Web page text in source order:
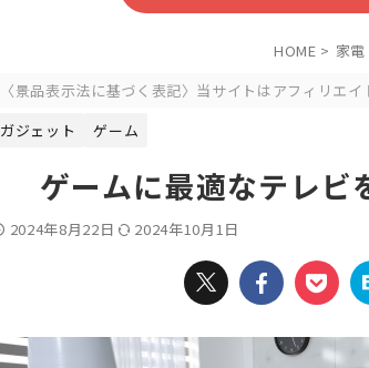
HOME > 家電
〈景品表示法に基づく表記〉当サイトはアフィリエ
ガジェット
ゲーム
ゲームに最適なテレビ
2024年8月22日 2024年10月1日